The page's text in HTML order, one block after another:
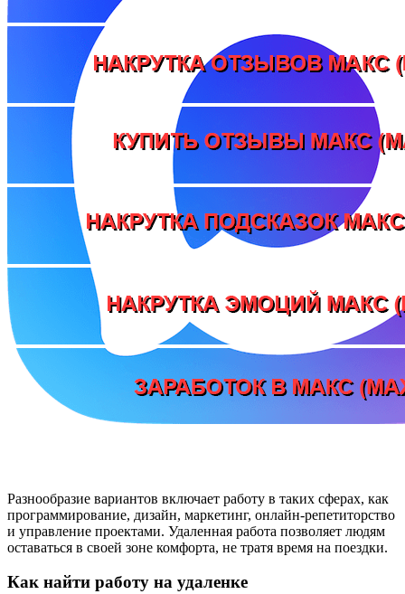
Разнообразие вариантов включает работу в таких сферах, как
программирование, дизайн, маркетинг, онлайн-репетиторство
и управление проектами. Удаленная работа позволяет людям
оставаться в своей зоне комфорта, не тратя время на поездки.
Как найти работу на удаленке